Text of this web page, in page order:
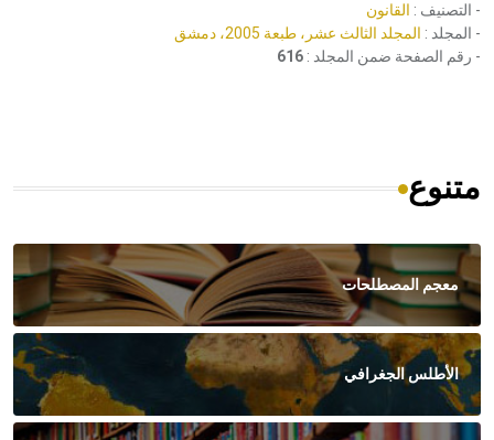
- التصنيف : القانون
- المجلد : المجلد الثالث عشر، طبعة 2005، دمشق
- رقم الصفحة ضمن المجلد : 616
متنوع
معجم المصطلحات
الأطلس الجغرافي